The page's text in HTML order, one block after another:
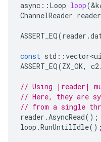
async :: Loop loop(&
ChannelReader reader
ASSERT_EQ(reader .
const std ::
ASSERT_EQ(ZX_OK, c2.
// Using |reader|
// Here, they are
// from a single
reader .AsyncRead();
loop .RunUntilIdle();